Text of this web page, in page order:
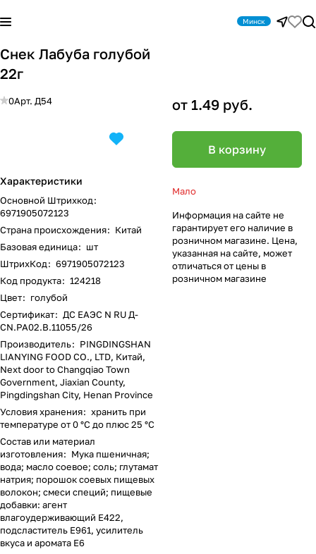
Минск
Снек Лабуба голубой
22г
0Арт. Д54
Характеристики
Основной Штрихкод:
6971905072123
Страна происхождения: Китай
Базовая единица: шт
ШтрихКод: 6971905072123
Код продукта: 124218
Цвет: голубой
Сертификат: ДС ЕАЭС N RU Д-
CN.РА02.В.11055/26
Производитель: PINGDINGSHAN
LIANYING FOOD CO., LTD, Китай,
Next door to Changqiao Town
Government, Jiaxian County,
Pingdingshan City, Henan Province
Условия хранения: хранить при
температуре от 0 °С до плюс 25 °С
Состав или материал
изготовления: Мука пшеничная;
вода; масло соевое; соль; глутамат
натрия; порошок соевых пищевых
волокон; смеси специй; пищевые
добавки: агент
влагоудерживающий Е422,
подсластитель Е961, усилитель
вкуса и аромата Е6
от 1.49 руб.
В корзину
Мало
Информация на сайте не
гарантирует его наличие в
розничном магазине. Цена,
указанная на сайте, может
отличаться от цены в
розничном магазине